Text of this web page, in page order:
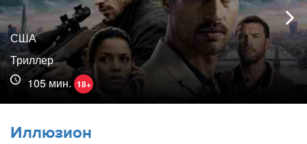
США
Триллер
105 мин. 18+
Иллюзион